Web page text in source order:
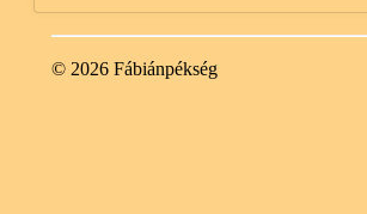
© 2026 Fábiánpékség